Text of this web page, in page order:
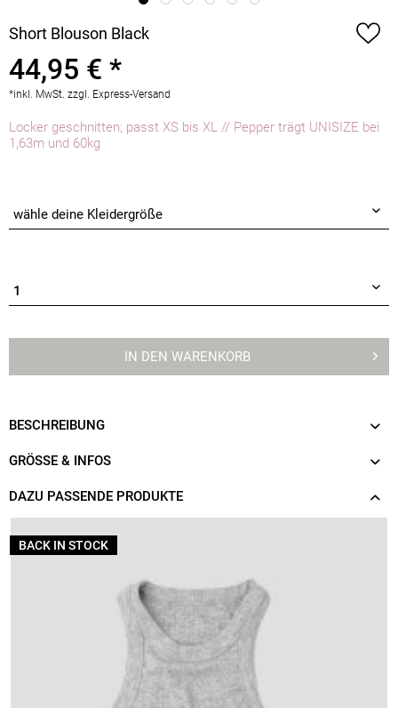
Short Blouson Black
44,95 € *
*inkl. MwSt. zzgl. Express-Versand
Locker geschnitten; passt XS bis XL // Pepper trägt UNISIZE bei
1,63m und 60kg
IN DEN WARENKORB
BESCHREIBUNG
GRÖSSE & INFOS
DAZU PASSENDE PRODUKTE
BACK IN STOCK